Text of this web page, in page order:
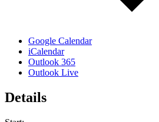
Google Calendar
iCalendar
Outlook 365
Outlook Live
Details